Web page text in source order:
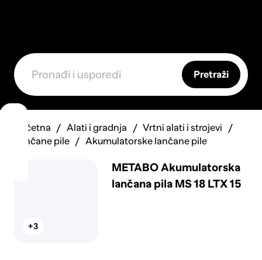
Pretraži
Početna Alati i gradnja
Vrtni alati i strojevi
Lančane pile
Akumulatorske lančane pile
+3
METABO Akumulatorska
lančana pila MS 18 LTX 15